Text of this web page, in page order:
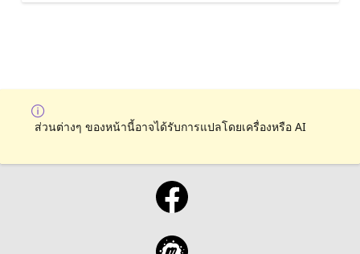
ส่วนต่างๆ ของหน้านี้อาจได้รับการแปลโดยเครื่องหรือ AI